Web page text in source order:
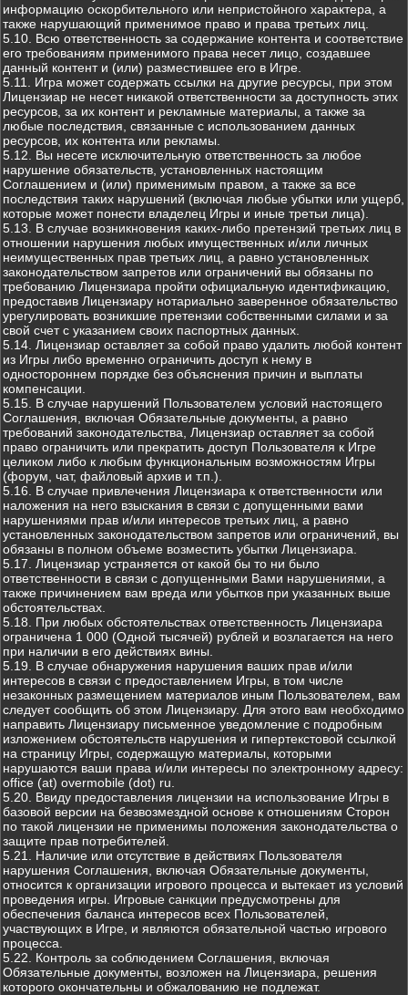
информацию оскорбительного или непристойного характера, а
также нарушающий применимое право и права третьих лиц.
5.10. Всю ответственность за содержание контента и соответствие
его требованиям применимого права несет лицо, создавшее
данный контент и (или) разместившее его в Игре.
5.11. Игра может содержать ссылки на другие ресурсы, при этом
Лицензиар не несет никакой ответственности за доступность этих
ресурсов, за их контент и рекламные материалы, а также за
любые последствия, связанные с использованием данных
ресурсов, их контента или рекламы.
5.12. Вы несете исключительную ответственность за любое
нарушение обязательств, установленных настоящим
Соглашением и (или) применимым правом, а также за все
последствия таких нарушений (включая любые убытки или ущерб,
которые может понести владелец Игры и иные третьи лица).
5.13. В случае возникновения каких-либо претензий третьих лиц в
отношении нарушения любых имущественных и/или личных
неимущественных прав третьих лиц, а равно установленных
законодательством запретов или ограничений вы обязаны по
требованию Лицензиара пройти официальную идентификацию,
предоставив Лицензиару нотариально заверенное обязательство
урегулировать возникшие претензии собственными силами и за
свой счет с указанием своих паспортных данных.
5.14. Лицензиар оставляет за собой право удалить любой контент
из Игры либо временно ограничить доступ к нему в
одностороннем порядке без объяснения причин и выплаты
компенсации.
5.15. В случае нарушений Пользователем условий настоящего
Соглашения, включая Обязательные документы, а равно
требований законодательства, Лицензиар оставляет за собой
право ограничить или прекратить доступ Пользователя к Игре
целиком либо к любым функциональным возможностям Игры
(форум, чат, файловый архив и т.п.).
5.16. В случае привлечения Лицензиара к ответственности или
наложения на него взыскания в связи с допущенными вами
нарушениями прав и/или интересов третьих лиц, а равно
установленных законодательством запретов или ограничений, вы
обязаны в полном объеме возместить убытки Лицензиара.
5.17. Лицензиар устраняется от какой бы то ни было
ответственности в связи с допущенными Вами нарушениями, а
также причинением вам вреда или убытков при указанных выше
обстоятельствах.
5.18. При любых обстоятельствах ответственность Лицензиара
ограничена 1 000 (Одной тысячей) рублей и возлагается на него
при наличии в его действиях вины.
5.19. В случае обнаружения нарушения ваших прав и/или
интересов в связи с предоставлением Игры, в том числе
незаконных размещением материалов иным Пользователем, вам
следует сообщить об этом Лицензиару. Для этого вам необходимо
направить Лицензиару письменное уведомление с подробным
изложением обстоятельств нарушения и гипертекстовой ссылкой
на страницу Игры, содержащую материалы, которыми
нарушаются ваши права и/или интересы по электронному адресу:
office (at) overmobile (dot) ru.
5.20. Ввиду предоставления лицензии на использование Игры в
базовой версии на безвозмездной основе к отношениям Сторон
по такой лицензии не применимы положения законодательства о
защите прав потребителей.
5.21. Наличие или отсутствие в действиях Пользователя
нарушения Соглашения, включая Обязательные документы,
относится к организации игрового процесса и вытекает из условий
проведения игры. Игровые санкции предусмотрены для
обеспечения баланса интересов всех Пользователей,
участвующих в Игре, и являются обязательной частью игрового
процесса.
5.22. Контроль за соблюдением Соглашения, включая
Обязательные документы, возложен на Лицензиара, решения
которого окончательны и обжалованию не подлежат.